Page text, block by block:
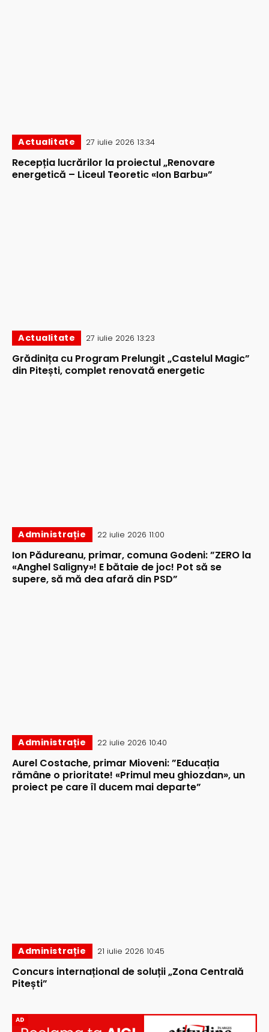
Actualitate 27 iulie 2026 13:34
Recepția lucrărilor la proiectul „Renovare
energetică – Liceul Teoretic «Ion Barbu»”
Actualitate 27 iulie 2026 13:23
Grădinița cu Program Prelungit „Castelul Magic”
din Pitești, complet renovată energetic
Administrație 22 iulie 2026 11:00
Ion Pădureanu, primar, comuna Godeni: ”ZERO la
«Anghel Saligny»! E bătaie de joc! Pot să se
supere, să mă dea afară din PSD”
Administrație 22 iulie 2026 10:40
Aurel Costache, primar Mioveni: ”Educația
rămâne o prioritate! «Primul meu ghiozdan», un
proiect pe care îl ducem mai departe”
Administrație 21 iulie 2026 10:45
Concurs internațional de soluții „Zona Centrală
Pitești”
AD